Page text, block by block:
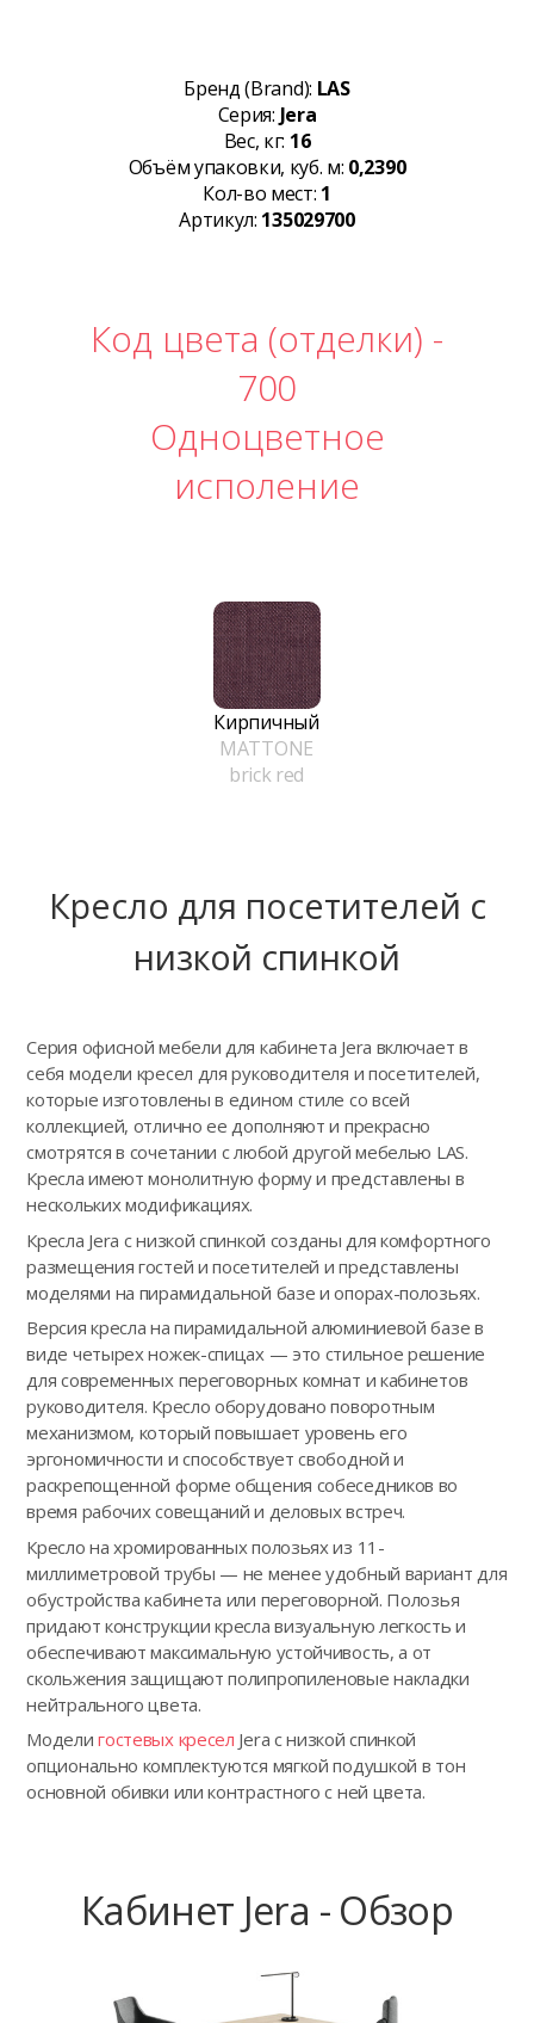
Бренд (Brand): LAS
Серия: Jera
Вес, кг: 16
Объём упаковки, куб. м: 0,2390
Кол-во мест: 1
Артикул: 135029700
Код цвета (отделки) -
700
Одноцветное
исполение
Кирпичный
MATTONE
brick red
Кресло для посетителей с
низкой спинкой
Серия офисной мебели для кабинета Jera включает в
себя модели кресел для руководителя и посетителей,
которые изготовлены в едином стиле со всей
коллекцией, отлично ее дополняют и прекрасно
смотрятся в сочетании с любой другой мебелью LAS.
Кресла имеют монолитную форму и представлены в
нескольких модификациях.
Кресла Jera с низкой спинкой созданы для комфортного
размещения гостей и посетителей и представлены
моделями на пирамидальной базе и опорах-полозьях.
Версия кресла на пирамидальной алюминиевой базе в
виде четырех ножек-спицах — это стильное решение
для современных переговорных комнат и кабинетов
руководителя. Кресло оборудовано поворотным
механизмом, который повышает уровень его
эргономичности и способствует свободной и
раскрепощенной форме общения собеседников во
время рабочих совещаний и деловых встреч.
Кресло на хромированных полозьях из 11-
миллиметровой трубы — не менее удобный вариант для
обустройства кабинета или переговорной. Полозья
придают конструкции кресла визуальную легкость и
обеспечивают максимальную устойчивость, а от
скольжения защищают полипропиленовые накладки
нейтрального цвета.
Моделигостевых кресел Jera с низкой спинкой
опционально комплектуются мягкой подушкой в тон
основной обивки или контрастного с ней цвета.
Кабинет Jera - Обзор